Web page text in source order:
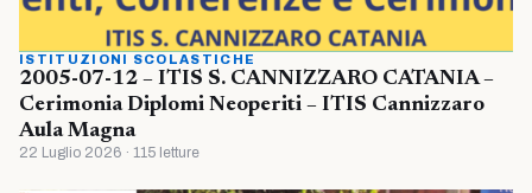
ISTITUZIONI SCOLASTICHE
2005-07-12 – ITIS S. CANNIZZARO CATANIA –
Cerimonia Diplomi Neoperiti – ITIS Cannizzaro
Aula Magna
22 Luglio 2026 · 115 letture